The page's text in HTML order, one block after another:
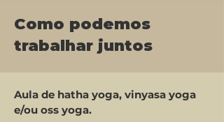
Como podemos
trabalhar juntos
Aula de hatha yoga, vinyasa yoga
e/ou oss yoga.